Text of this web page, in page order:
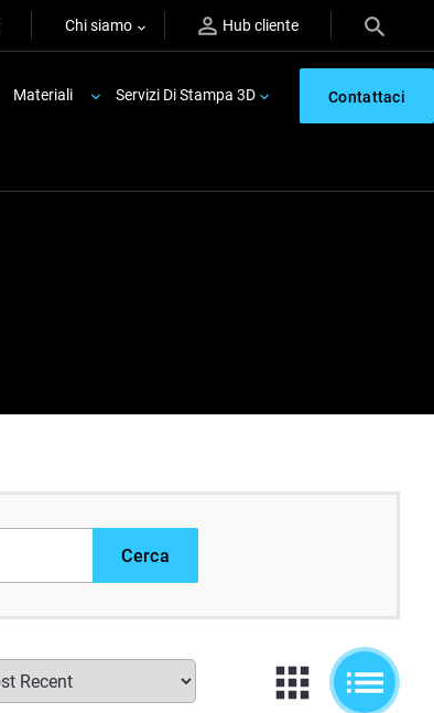
Chi siamo Hub cliente
Materiali Servizi Di Stampa 3D Contattaci
Cerca